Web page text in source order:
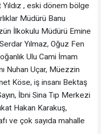
, eski dönem bölge
Müdürü Banu
İlkokulu Müdürü Emine
Yılmaz, Oğuz Fen
Ulu Cami İmam
Nuhan Uçar, Müezzin
Köse, iş insanı Bektaş
İbni Sina Tıp Merkezi
Hakan Karakuş,
ve çok sayıda mahalle